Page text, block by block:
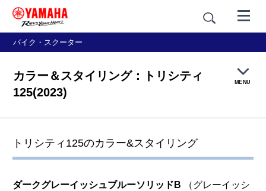
バイク・スクーター
カラー＆スタイリング：トリシティ
125(2023)
MENU
トリシティ125のカラー&スタイリング
ダークグレーイッシュブルーソリッドB
（グレーイッシ